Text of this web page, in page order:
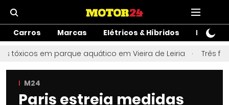
Carros Marcas Elétricos & Híbridos Motos
em parque aquático em Vieira de Leiria Três
M24
Paris estreia medidas